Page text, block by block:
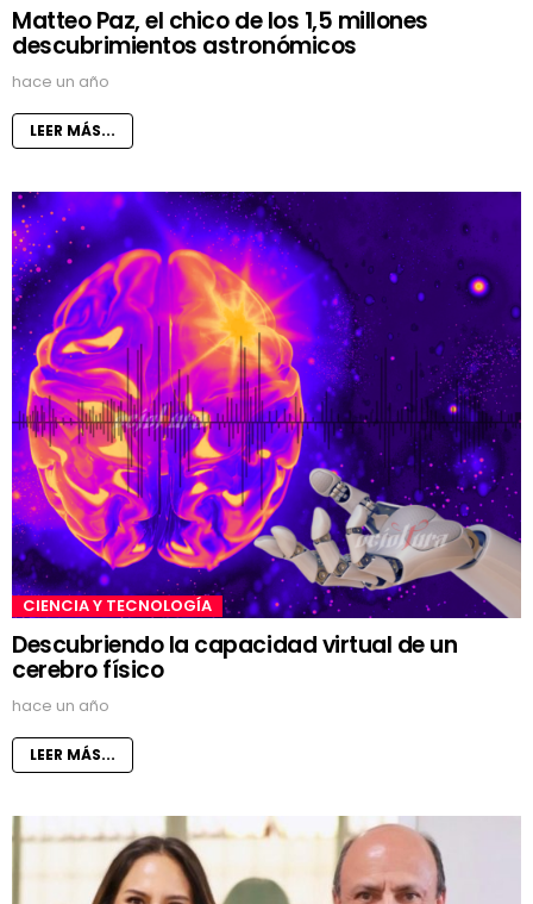
Matteo Paz, el chico de los 1,5 millones
descubrimientos astronómicos
hace un año
LEER MÁS...
CIENCIA Y TECNOLOGÍA
Descubriendo la capacidad virtual de un
cerebro físico
hace un año
LEER MÁS...